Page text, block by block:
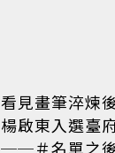
看見畫筆淬煉
楊啟東入選臺
──＃名單之